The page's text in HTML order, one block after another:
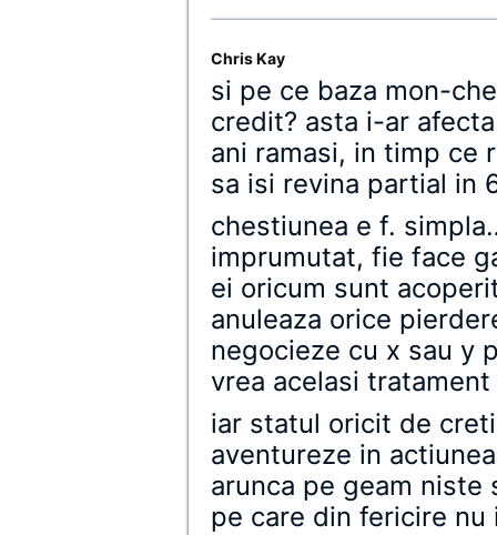
Chris Kay
si pe ce baza mon-
credit? asta i-ar
ani ramasi, in timp ce
sa isi revina partial in
chestiunea e f.
imprumutat, fie face
ei oricum sunt
anuleaza orice
negocieze cu x sau y
vrea acelasi tratament
iar statul oricit de
aventureze in
arunca pe geam niste
pe care din fericire nu